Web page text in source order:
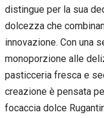
distingue per la sua
dolcezza che
innovazione. Con una
monoporzione alle
pasticceria fresca e
creazione è pensata
focaccia dolce